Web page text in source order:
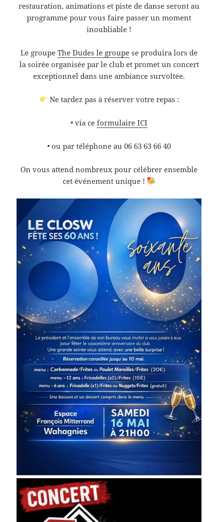
restauration, animations et piste de danse seront au
programme pour vous faire passer un moment
inoubliable !
Le groupe The Dudes le groupe se produira lors de
la soirée organisée par le club et promet un concert
exceptionnel dans une ambiance survoltée.
Ne tardez pas à réserver votre repas :
• via ce formulaire ICI
• ou par téléphone au 06 63 63 66 40
On vous attend nombreux pour célébrer ensemble
cet événement unique !